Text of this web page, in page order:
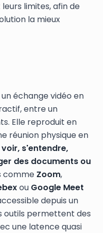
limites, afin de
la mieux
échange vidéo en
entre un
Elle reproduit en
réunion physique en
voir, s'entendre,
des documents ou
comme Zoom,
ou Google Meet
depuis un
outils permettent des
une latence quasi